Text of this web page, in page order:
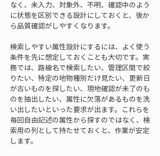
なく、未入力、対象外、不明、確認中のよう
に状態を区別できる設計にしておくと、後か
ら品質確認がしやすくなります。
検索しやすい属性設計にするには、よく使う
条件を先に想定しておくことも大切です。実
務では、路線名で検索したい、管理区間で絞
りたい、特定の地物種別だけ見たい、更新日
が古いものを探したい、現地確認が未了のも
のを抽出したい、属性に欠落があるものを洗
い出したいといった要求が出ます。これらを
毎回自由記述の属性から探すのではなく、検
索用の列として持たせておくと、作業が安定
します。